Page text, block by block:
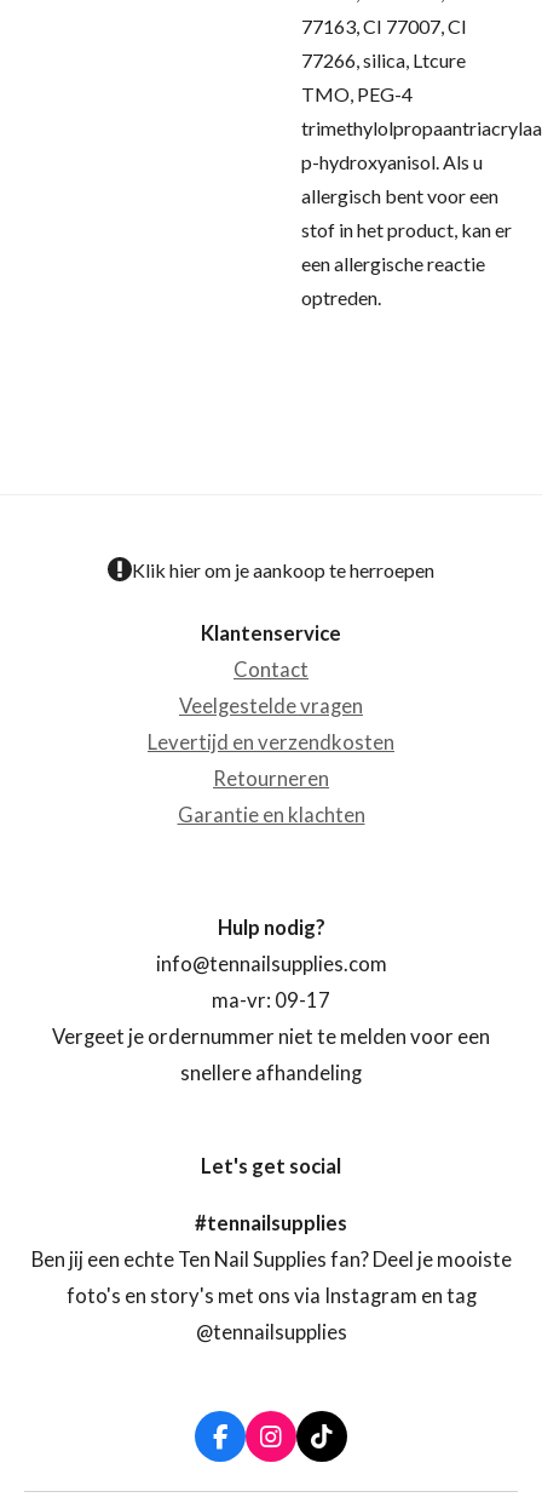
77163, CI 77007, CI
77266, silica, Ltcure
TMO, PEG-4
p-hydroxyanisol.Als u
allergisch bent voor een
stof in het product, kan er
een allergische reactie
optreden.
Klik hier om je aankoop te herroepen
Klantenservice
Contact
Veelgestelde vragen
Levertijd en verzendkosten
Retourneren
Garantie en klachten
Hulp nodig?
info@tennailsupplies.com
ma-vr: 09-17
Vergeet je ordernummer niet te melden voor een
snellere afhandeling
Let's get social
#tennailsupplies
Ben jij een echte Ten Nail Supplies fan? Deel je mooiste
foto's en story's met ons via Instagram en tag
@tennailsupplies
F
a
c
I
n
s
T
i
k